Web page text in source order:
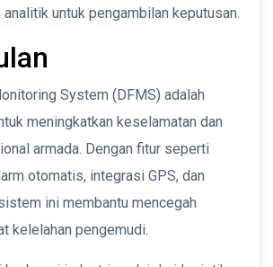
untuk pengambilan keputusan.
System (DFMS) adalah
meningkatkan keselamatan dan
armada. Dengan fitur seperti
otomatis, integrasi GPS, dan
ini membantu mencegah
kelelahan pengemudi.